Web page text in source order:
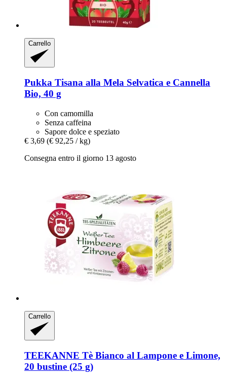
Carrello
Pukka Tisana alla Mela Selvatica e Cannella
Bio, 40 g
Con camomilla
Senza caffeina
Sapore dolce e speziato
€ 3,69 (€ 92,25 / kg)
Consegna entro il giorno 13 agosto
Carrello
TEEKANNE Tè Bianco al Lampone e Limone,
20 bustine (25 g)